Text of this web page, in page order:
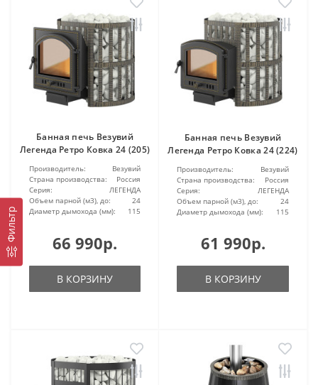
Фильтр
Банная печь Везувий
Легенда Ретро Ковка 24 (205)
Производитель:
Везувий
Страна производства:
Россия
Серия:
ЛЕГЕНДА
Объем парной (м3), до:
24
Диаметр дымохода (мм):
115
66 990р.
В КОРЗИНУ
Банная печь Везувий
Легенда Ретро Ковка 24 (224)
Производитель:
Везувий
Страна производства:
Россия
Серия:
ЛЕГЕНДА
Объем парной (м3), до:
24
Диаметр дымохода (мм):
115
61 990р.
В КОРЗИНУ